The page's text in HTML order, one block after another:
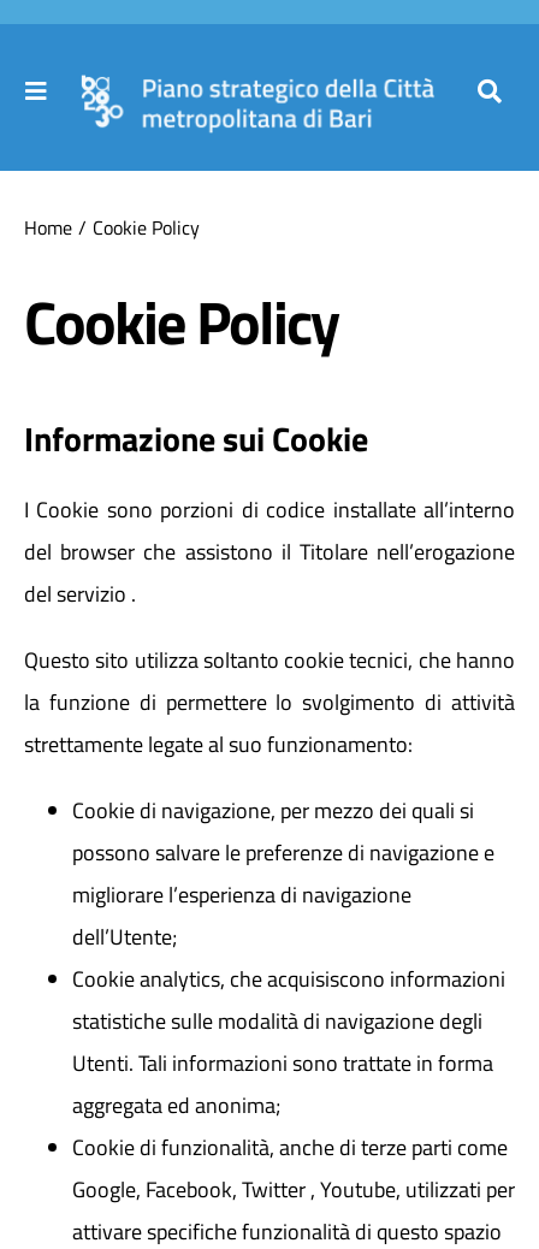
Salta
contenuto
Toggle
Partecipa
Comuni
Atti e Docunenti
Notizie
Progetti
Home Cookie Policy
Cookie Policy
Informazione sui Cookie
I Cookie sono porzioni di codice installate all’interno
del browser che assistono il Titolare nell’erogazione
del servizio .
Questo sito utilizza soltanto cookie tecnici, che hanno
la funzione di permettere lo svolgimento di attività
strettamente legate al suo funzionamento:
Cookie di navigazione, per mezzo dei quali si
possono salvare le preferenze di navigazione e
migliorare l’esperienza di navigazione
dell’Utente;
Cookie analytics, che acquisiscono informazioni
statistiche sulle modalità di navigazione degli
Utenti. Tali informazioni sono trattate in forma
aggregata ed anonima;
Cookie di funzionalità, anche di terze parti come
Google, Facebook, Twitter , Youtube, utilizzati per
attivare specifiche funzionalità di questo spazio